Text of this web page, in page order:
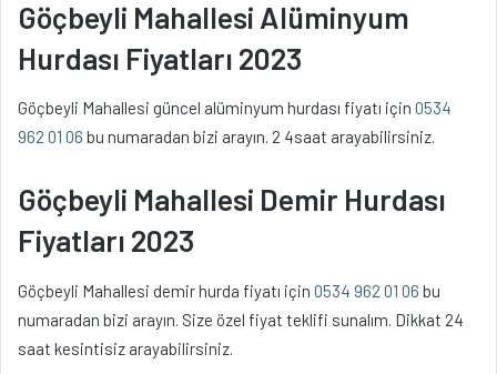
Göçbeyli Mahallesi Alüminyum
Hurdası Fiyatları 2023
Göçbeyli Mahallesi güncel alüminyum hurdası fiyatı için 0534
962 01 06 bu numaradan bizi arayın. 2 4saat arayabilirsiniz.
Göçbeyli Mahallesi Demir Hurdası
Fiyatları 2023
Göçbeyli Mahallesi demir hurda fiyatı için 0534 962 01 06 bu
numaradan bizi arayın. Size özel fiyat teklifi sunalım. Dikkat 24
saat kesintisiz arayabilirsiniz.